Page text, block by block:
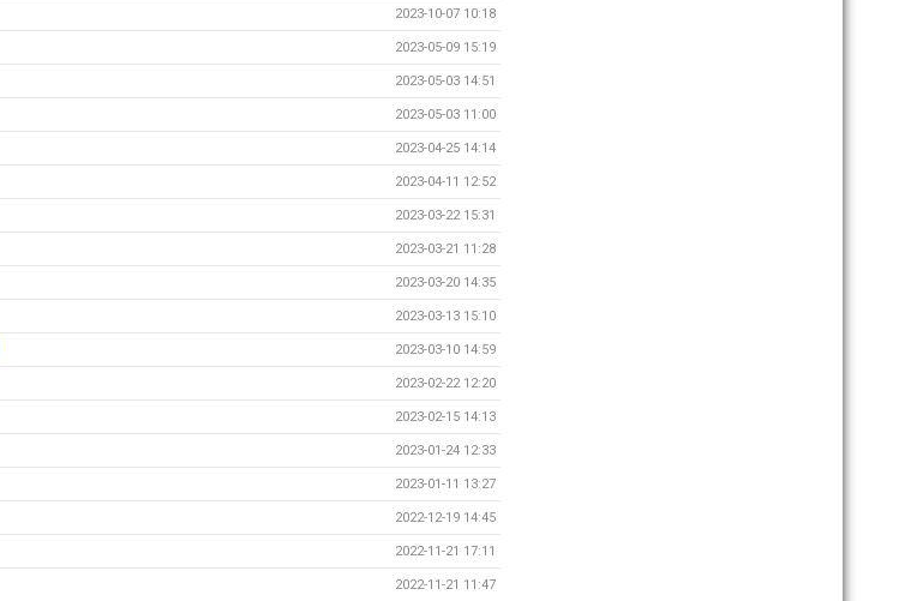
2023-10-07 10:18
2023-05-09 15:19
2023-05-03 14:51
2023-05-03 11:00
2023-04-25 14:14
2023-04-11 12:52
2023-03-22 15:31
2023-03-21 11:28
2023-03-20 14:35
2023-03-13 15:10
2023-03-10 14:59
2023-02-22 12:20
2023-02-15 14:13
2023-01-24 12:33
2023-01-11 13:27
2022-12-19 14:45
2022-11-21 17:11
2022-11-21 11:47